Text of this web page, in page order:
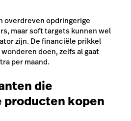
overdreven opdringerige
maar soft targets kunnen wel
zijn. De financiële prikkel
doen, zelfs al gaat
per maand.
die
producten kopen